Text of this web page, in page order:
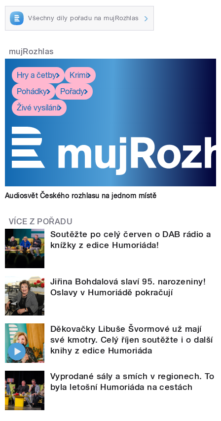
Všechny díly pořadu na mujRozhlas
mujRozhlas
Hry a četby
Krimi
Pohádky
Pořady
Živé vysílání
Audiosvět Českého rozhlasu na jednom místě
VÍCE Z POŘADU
Soutěžte po celý červen o DAB rádio a
knížky z edice Humoriáda!
Jiřina Bohdalová slaví 95. narozeniny!
Oslavy v Humoriádě pokračují
Děkovačky Libuše Švormové už mají
své kmotry. Celý říjen soutěžte i o další
knihy z edice Humoriáda
Vyprodané sály a smích v regionech. To
byla letošní Humoriáda na cestách